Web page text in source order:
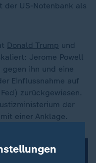
der US-Notenbank als
Donald Trump und
Jerome Powell
ihn und eine
Einflussnahme auf
zurückgewiesen.
der
einer Anklage.